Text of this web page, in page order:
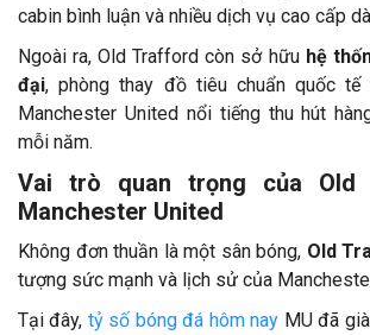
cabin bình luận và nhiều dịch vụ cao cấp
Ngoài ra, Old Trafford còn sở hữu hệ
đại, phòng thay đồ tiêu chuẩn quốc tế
Manchester United nổi tiếng thu hút
mỗi năm.
Vai trò quan trọng của Old
Manchester United
Không đơn thuần là một sân bóng, Old
tượng sức mạnh và lịch sử của
Tại đây, tỷ số bóng đá hôm nay MU đã